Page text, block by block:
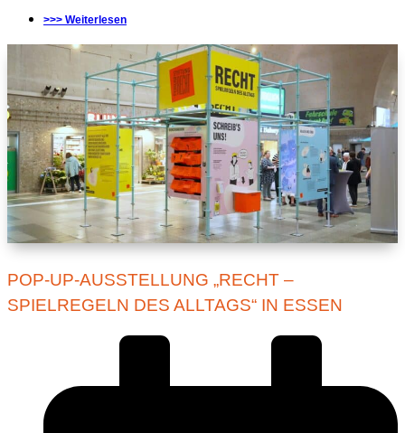
>>> Weiterlesen
POP-UP-AUSSTELLUNG „RECHT –
SPIELREGELN DES ALLTAGS“ IN ESSEN